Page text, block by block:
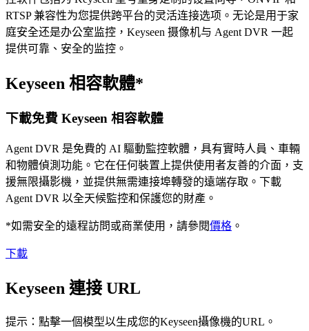
RTSP 兼容性为您提供跨平台的灵活连接选项。无论是用于家
庭安全还是办公室监控，Keyseen 摄像机与 Agent DVR 一起
提供可靠、安全的监控。
Keyseen 相容軟體*
下載免費 Keyseen 相容軟體
Agent DVR 是免費的 AI 驅動監控軟體，具有實時人員、車輛
和物體偵測功能。它在任何裝置上提供使用者友善的介面，支
援無限攝影機，並提供無需連接埠轉發的遠端存取。下載
Agent DVR 以全天候監控和保護您的財產。
*如需安全的遠程訪問或商業使用，請參閱價格 。
下載
Keyseen 連接 URL
提示：點擊一個模型以生成您的Keyseen攝像機的URL。